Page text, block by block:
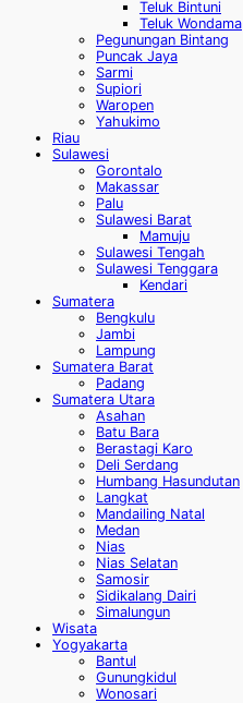
Teluk Bintuni
Teluk Wondama
Pegunungan Bintang
Puncak Jaya
Sarmi
Supiori
Waropen
Yahukimo
Riau
Sulawesi
Gorontalo
Makassar
Palu
Sulawesi Barat
Mamuju
Sulawesi Tengah
Sulawesi Tenggara
Kendari
Sumatera
Bengkulu
Jambi
Lampung
Sumatera Barat
Padang
Sumatera Utara
Asahan
Batu Bara
Berastagi Karo
Deli Serdang
Humbang Hasundutan
Langkat
Mandailing Natal
Medan
Nias
Nias Selatan
Samosir
Sidikalang Dairi
Simalungun
Wisata
Yogyakarta
Bantul
Gunungkidul
Wonosari